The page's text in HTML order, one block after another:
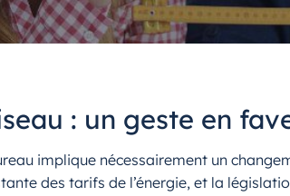
: un geste en
implique nécessairement un
des tarifs de l’énergie, et la